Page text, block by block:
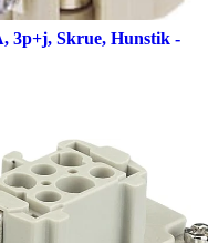
3p+j, Skrue, Hunstik -